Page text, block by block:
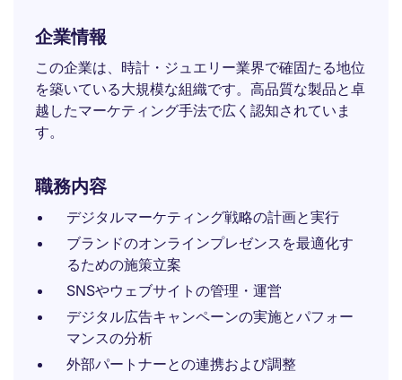
企業情報
この企業は、時計・ジュエリー業界で確固たる地位
を築いている大規模な組織です。高品質な製品と卓
越したマーケティング手法で広く認知されていま
す。
職務内容
デジタルマーケティング戦略の計画と実行
ブランドのオンラインプレゼンスを最適化す
るための施策立案
SNSやウェブサイトの管理・運営
デジタル広告キャンペーンの実施とパフォー
マンスの分析
外部パートナーとの連携および調整